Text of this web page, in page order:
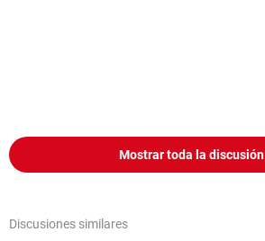
Mostrar toda la discusión
Discusiones similares